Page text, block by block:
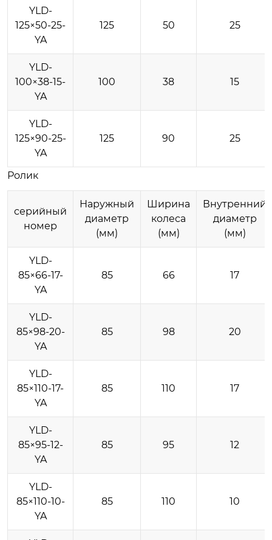
YLD-
125×50-25-
YA
125 50 25
YLD-
100×38-15-
YA
100 38 15
YLD-
125×90-25-
YA
125 90 25
Ролик
серийный
номер
Наружный
диаметр
(мм)
Ширина
колеса
(мм)
Внутренний
диаметр
(мм)
YLD-
85×66-17-
YA
85 66 17
YLD-
85×98-20-
YA
85 98 20
YLD-
85×110-17-
YA
85 110 17
YLD-
85×95-12-
YA
85 95 12
YLD-
85×110-10-
YA
85 110 10